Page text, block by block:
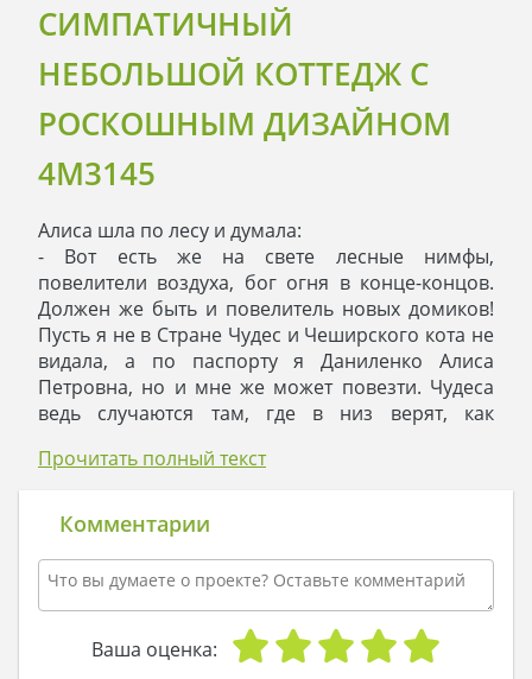
СИМПАТИЧНЫЙ
НЕБОЛЬШОЙ КОТТЕДЖ С
РОСКОШНЫМ ДИЗАЙНОМ
4M3145
Алиса шла по лесу и думала:
- Вот есть же на свете лесные нимфы,
повелители воздуха, бог огня в конце-концов.
Должен же быть и повелитель новых домиков!
Пусть я не в Стране Чудес и Чеширского кота не
видала, а по паспорту я Даниленко Алиса
Петровна, но и мне же может повезти. Чудеса
ведь случаются там, где в низ верят, как
И на этой фразе Алиса спотыкается об пень.
- Кто здесь? - раздалось в ответ.
- Кто это разговаривает? - прищурила она глаза.
- Я – повелитель новостроя! - раздался гордый
ответ. А ты кто, чужеземка?
- Ты и правда существуешь? - лицо Алисы стало
детским-предетским, и его озарила наивная
Прочитать полный текст
Комментарии
Ваша оценка: